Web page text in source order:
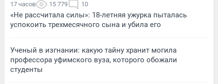
17 часов 15 779 10
«Не рассчитала силы»: 18-летняя ужурка пыталась
успокоить трехмесячного сына и убила его
Ученый в изгнании: какую тайну хранит могила
профессора уфимского вуза, которого обожали
студенты